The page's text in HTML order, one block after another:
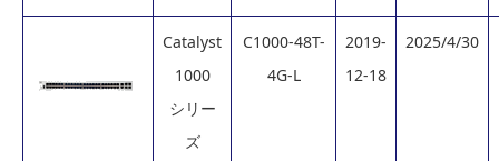
Catalyst
1000
シリー
ズ
C1000-48T-
4G-L
2019-
12-18
2025/4/30